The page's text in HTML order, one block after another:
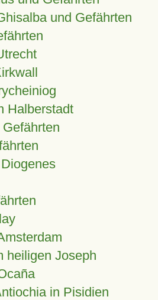
und Gefährten
Halberstadt
heiligen Joseph
in Pisidien